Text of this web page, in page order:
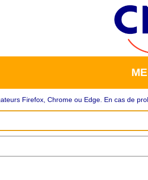
Firefox, Chrome ou Edge. En cas de